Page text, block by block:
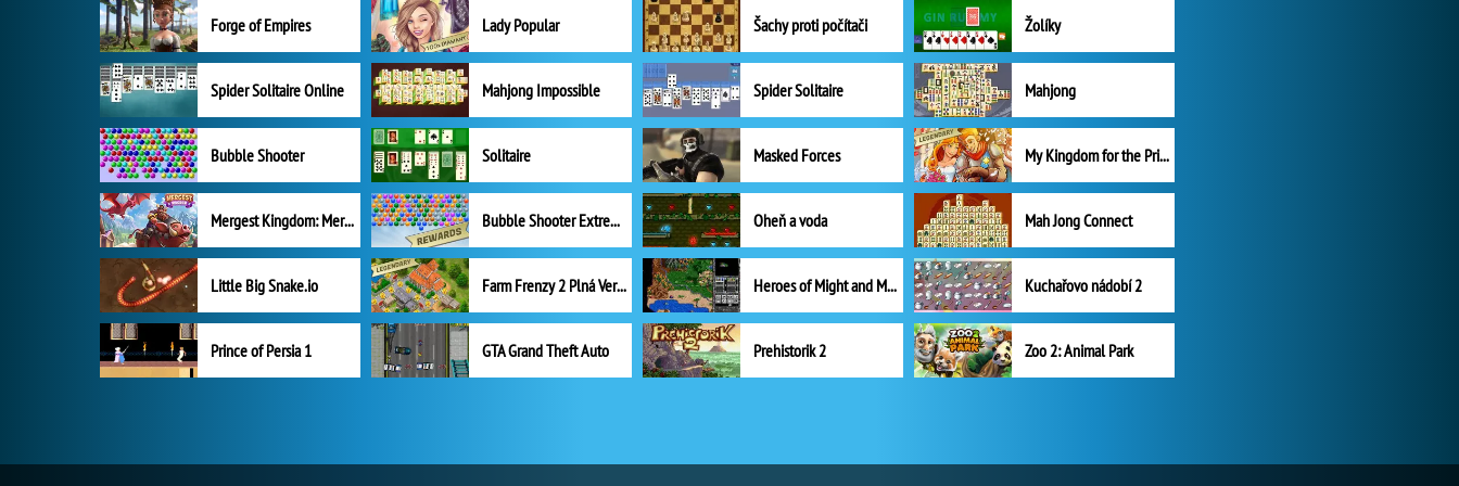
Forge of Empires Lady Popular Šachy proti počítači Žolíky
Spider Solitaire Online Mahjong Impossible Spider Solitaire Mahjong
Bubble Shooter Solitaire Masked Forces My Kingdom for the Princess Plná verze
Mergest Kingdom: Merge Puzzle Bubble Shooter Extreme Oheň a voda Mah Jong Connect
Little Big Snake.io Farm Frenzy 2 Plná Verze Heroes of Might and Magic II Kuchařovo nádobí 2
Prince of Persia 1 GTA Grand Theft Auto Prehistorik 2 Zoo 2: Animal Park